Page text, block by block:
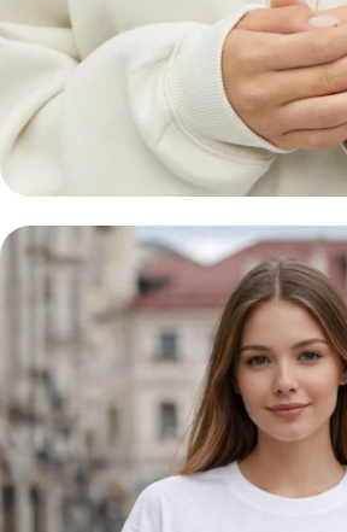
HOMETOWN
ХУДІ KHARKIV MALE
ЗАМОВИТИ